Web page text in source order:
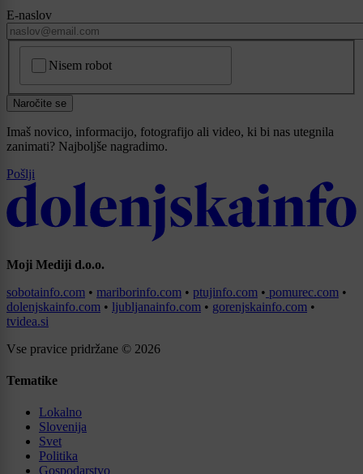
E-naslov
Nisem robot
Naročite se
Imaš novico, informacijo, fotografijo ali video, ki bi nas utegnila
zanimati? Najboljše nagradimo.
Pošlji
Moji Mediji d.o.o.
sobotainfo.com • mariborinfo.com • ptujinfo.com • pomurec.com •
dolenjskainfo.com • ljubljanainfo.com • gorenjskainfo.com •
tvidea.si
Vse pravice pridržane © 2026
Tematike
Lokalno
Slovenija
Svet
Politika
Gospodarstvo